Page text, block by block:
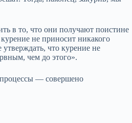
в то, что они получают поистине
не приносит никакого
что курение не
чем до этого».
процессы — совершено